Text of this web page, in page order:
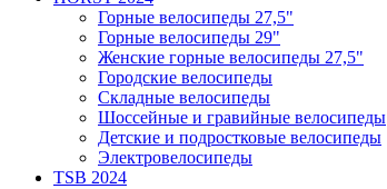
Горные велосипеды 27,5"
Горные велосипеды 29"
Женские горные велосипеды 27,5"
Городские велосипеды
Складные велосипеды
Шоссейные и гравийные велосипеды
Детские и подростковые велосипеды
Электровелосипеды
TSB 2024